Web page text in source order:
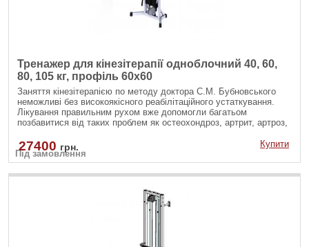
Тренажер для кінезітерапії одноблочний 40, 60,
80, 105 кг, профіль 60х60
Заняття кінезітерапією по методу доктора С.М. Бубновського
неможливі без високоякісного реабілітаційного устаткування.
Лікування правильним рухом вже допомогли багатьом
позбавитися від таких проблем як остеохондроз, артрит, артроз,
прискорити реабілітацію після операцій і травм кістково-м'язової
системи.
Під замовлення
27400 грн. Купити